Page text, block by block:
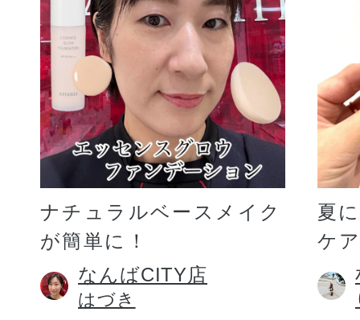
ギフト
ご利用ガイド
よくあるご質問
ナチュラルベースメイク
が簡単に！
なんばCITY店
はづき
夏
ケ